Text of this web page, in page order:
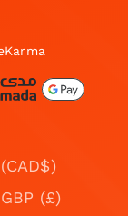
GBP (£)